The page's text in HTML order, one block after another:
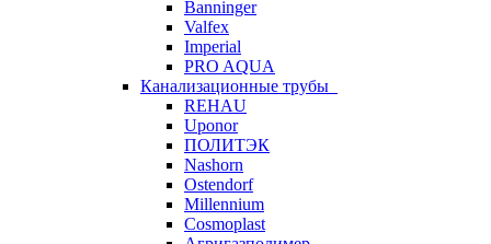
Banninger
Valfex
Imperial
PRO AQUA
Канализационные трубы
REHAU
Uponor
ПОЛИТЭК
Nashorn
Ostendorf
Millennium
Cosmoplast